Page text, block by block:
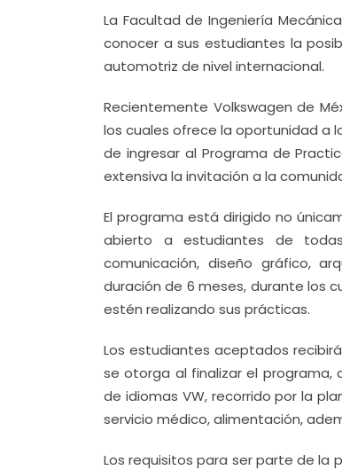
La Facultad de Ingeniería
conocer a sus estudiantes la
automotriz de nivel internacional.
Recientemente Volkswagen de
los cuales ofrece la oportunidad a
de ingresar al Programa de
extensiva la invitación a la
El programa está dirigido no
abierto a estudiantes de todas
comunicación, diseño gráfico,
duración de 6 meses, durante los
estén realizando sus prácticas.
Los estudiantes aceptados
se otorga al finalizar el programa,
de idiomas VW, recorrido por la
servicio médico, alimentación,
Los requisitos para ser parte de la